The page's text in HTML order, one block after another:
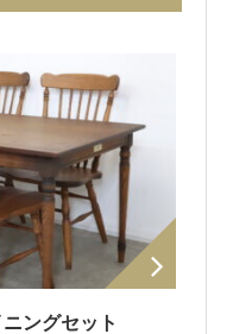
ングセット